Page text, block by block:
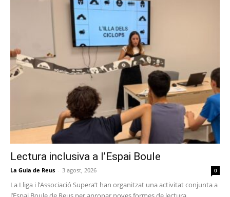
Lectura inclusiva a l’Espai Boule
La Guia de Reus - 3 agost, 2026 0
La Lliga i l’Associació Supera’t han organitzat una activitat conjunta a